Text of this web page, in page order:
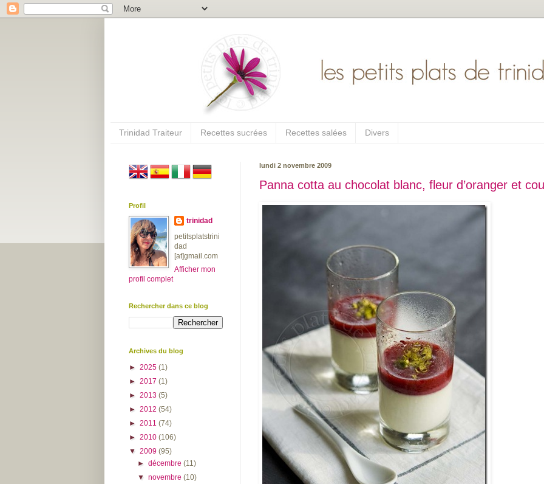
Trinidad Traiteur Recettes sucrées Recettes salées Divers
lundi 2 novembre 2009
Panna cotta au chocolat blanc, fleur d’oranger et
Profil
trinidad
petitsplatstrini
dad
[at]gmail.com
Afficher mon
profil complet
Rechercher dans ce blog
Archives du blog
► 2025 (1)
► 2017 (1)
► 2013 (5)
► 2012 (54)
► 2011 (74)
► 2010 (106)
▼ 2009 (95)
►décembre(11)
▼novembre(10)